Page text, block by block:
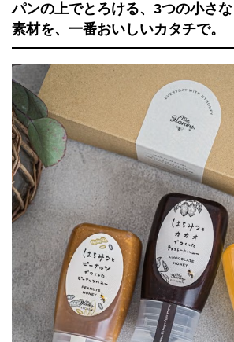
パンの上でとろける、3つの小さ
素材を、一番おいしいカタチで。